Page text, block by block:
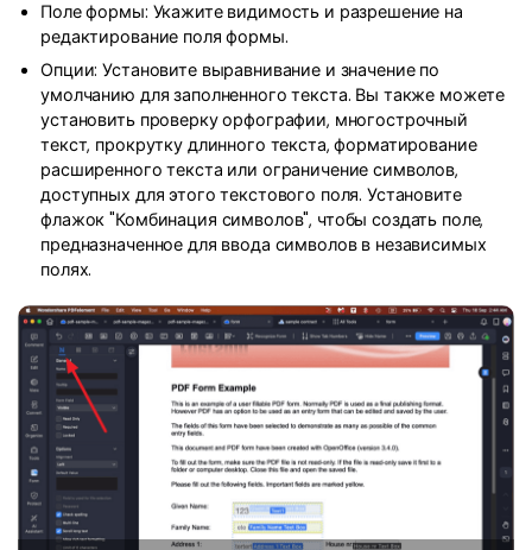
Правительство
Издательство
Фрилансер
Все Функции PDF
Поле формы: Укажите видимость и разрешение на
редактирование поля формы.
Опции: Установите выравнивание и значение по
умолчанию для заполненного текста. Вы также можете
установить проверку орфографии, многострочный
текст, прокрутку длинного текста, форматирование
расширенного текста или ограничение символов,
доступных для этого текстового поля. Установите
флажок "Комбинация символов", чтобы создать поле,
предназначенное для ввода символов в независимых
полях.